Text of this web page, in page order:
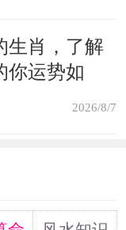
生肖，了解
你运势如
2026/8/7